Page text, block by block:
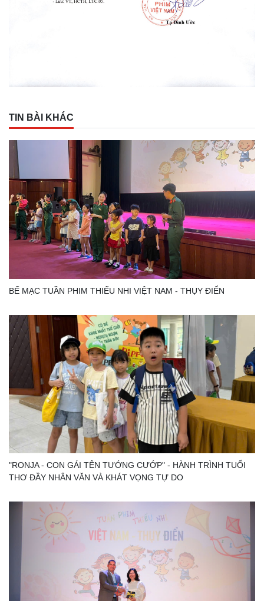
TIN BÀI KHÁC
BẾ MẠC TUẦN PHIM THIẾU NHI VIỆT NAM - THỤY ĐIỂN
"RONJA - CON GÁI TÊN TƯỚNG CƯỚP" - HÀNH TRÌNH TUỔI
THƠ ĐẦY NHÂN VĂN VÀ KHÁT VỌNG TỰ DO